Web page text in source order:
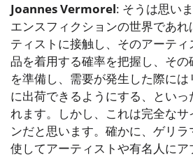
Joannes Vermorel: そうは思い
エンスフィクションの世界であ
ティストに接触し、そのアーテ
品を着用する確率を把握し、そ
を準備し、需要が発生した際に
に出荷できるようにする、とい
れます。しかし、これは完全なサ
ンだと思います。確かに、ゲリ
使してアーティストや有名人に